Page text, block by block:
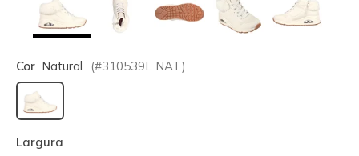
Cor Natural (#310539L NAT)
selecionado
Largura